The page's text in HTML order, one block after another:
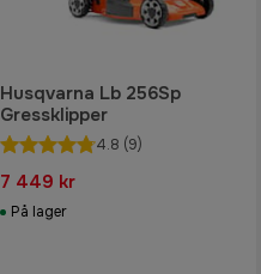
Husqvarna Lb 256Sp
Gressklipper
4.8 (9)
7 449 kr
På lager